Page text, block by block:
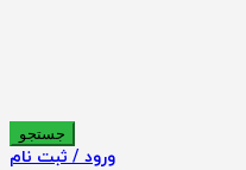
ورود / ثبت نام